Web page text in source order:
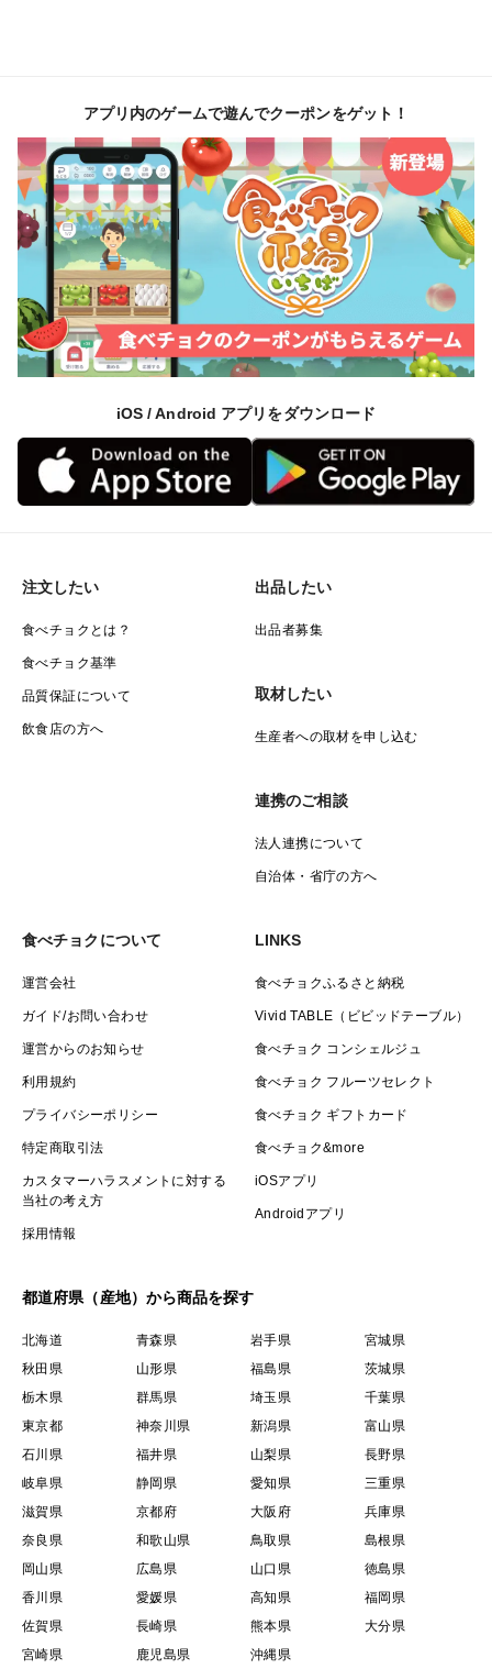
アプリ内のゲームで遊んでクーポンをゲット！
iOS / Android アプリをダウンロード
注文したい
食べチョクとは？
食べチョク基準
品質保証について
飲食店の方へ
出品したい
出品者募集
取材したい
生産者への取材を申し込む
連携のご相談
法人連携について
自治体・省庁の方へ
食べチョクについて
運営会社
ガイド/お問い合わせ
運営からのお知らせ
利用規約
プライバシーポリシー
特定商取引法
カスタマーハラスメントに対する
当社の考え方
採用情報
LINKS
食べチョクふるさと納税
Vivid TABLE（ビビッドテーブル）
食べチョク コンシェルジュ
食べチョク フルーツセレクト
食べチョク ギフトカード
食べチョク&more
iOSアプリ
Androidアプリ
都道府県（産地）から商品を探す
北海道 青森県 岩手県
宮城県
秋田県
山形県 福島県
茨城県
栃木県
群馬県 埼玉県
千葉県
東京都
神奈川県 新潟県
富山県
石川県
福井県 山梨県
長野県
岐阜県
静岡県 愛知県
三重県
滋賀県
京都府 大阪府
兵庫県
奈良県
和歌山県 鳥取県
島根県
岡山県
広島県 山口県
徳島県
香川県
愛媛県 高知県
福岡県
佐賀県
長崎県 熊本県
大分県
宮崎県
鹿児島県 沖縄県